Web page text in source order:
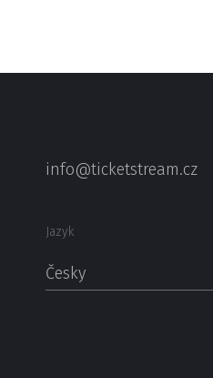
info@ticketstream.cz
Jazyk
Česky